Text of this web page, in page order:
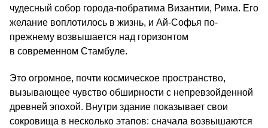
чудесный собор города-побратима Византии, Рима. Его
желание воплотилось в жизнь, и Ай-Софья по-
прежнему возвышается над горизонтом
в современном Стамбуле.
Это огромное, почти космическое пространство,
вызывающее чувство обширности с непревзойденной
древней эпохой. Внутри здание показывает свои
сокровища в несколько этапов: сначала возвышаются